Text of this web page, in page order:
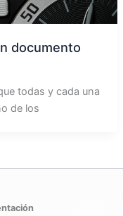
documento
todas y cada una
de los